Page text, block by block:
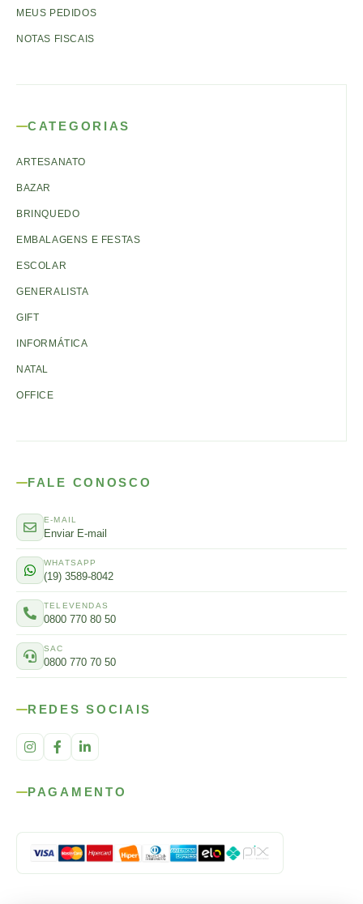
MEUS PEDIDOS
NOTAS FISCAIS
CATEGORIAS
ARTESANATO
BAZAR
BRINQUEDO
EMBALAGENS E FESTAS
ESCOLAR
GENERALISTA
GIFT
INFORMÁTICA
NATAL
OFFICE
FALE CONOSCO
E-MAIL
Enviar E-mail
WHATSAPP
(19) 3589-8042
TELEVENDAS
0800 770 80 50
SAC
0800 770 70 50
REDES SOCIAIS
PAGAMENTO